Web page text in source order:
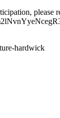
please
hardwick